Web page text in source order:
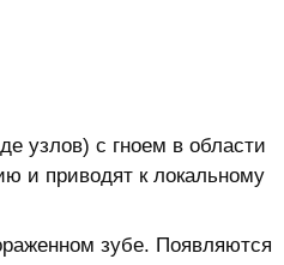
узлов) с гноем в области
и приводят к локальному
зубе. Появляются